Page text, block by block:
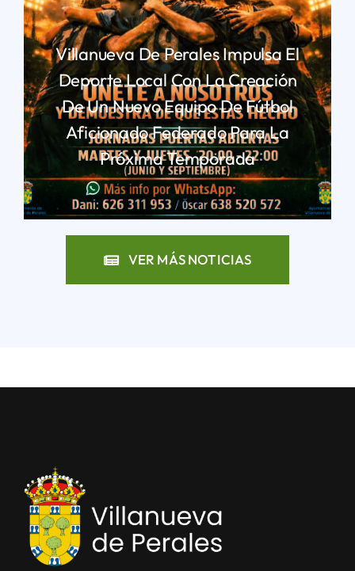
Villanueva De Perales Impulsa El
Deporte Local Con La Creación
De Un Nuevo Equipo De Fútbol
Aficionado Federado Para La
Próxima Temporada
LEER MÁS
VER MÁS NOTICIAS